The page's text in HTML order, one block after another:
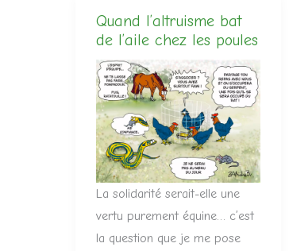
Quand l’altruisme bat
de l’aile chez les poules
La solidarité serait-elle une
vertu purement équine… c’est
la question que je me pose